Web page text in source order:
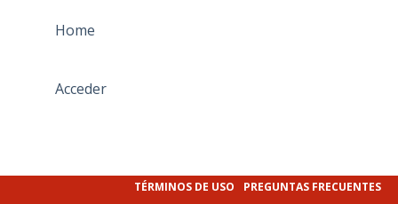
Home
Acceder
TÉRMINOS DE USO PREGUNTAS FRECUENTES